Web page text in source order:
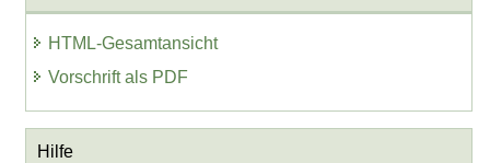
HTML-Gesamtansicht
Vorschrift als PDF
Hilfe